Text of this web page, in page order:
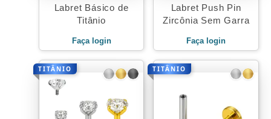
Labret Básico de
Titânio
Faça login
Labret Push Pin
Zircônia Sem Garra
Faça login
TITÂNIO TITÂNIO